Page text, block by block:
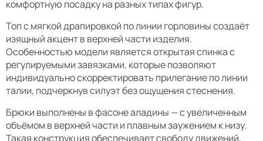
комфортную посадку на разных типах фигур.
Топ с мягкой драпировкой по линии горловины создаёт
изящный акцент в верхней части изделия.
Особенностью модели является открытая спинка с
регулируемыми завязками, которые позволяют
индивидуально скорректировать прилегание по линии
талии, подчеркнув силуэт без ощущения стеснения.
Брюки выполнены в фасоне аладины — с увеличенным
объёмом в верхней части и плавным заужением к низу.
Такая конструкция обеспечивает свободу движений,